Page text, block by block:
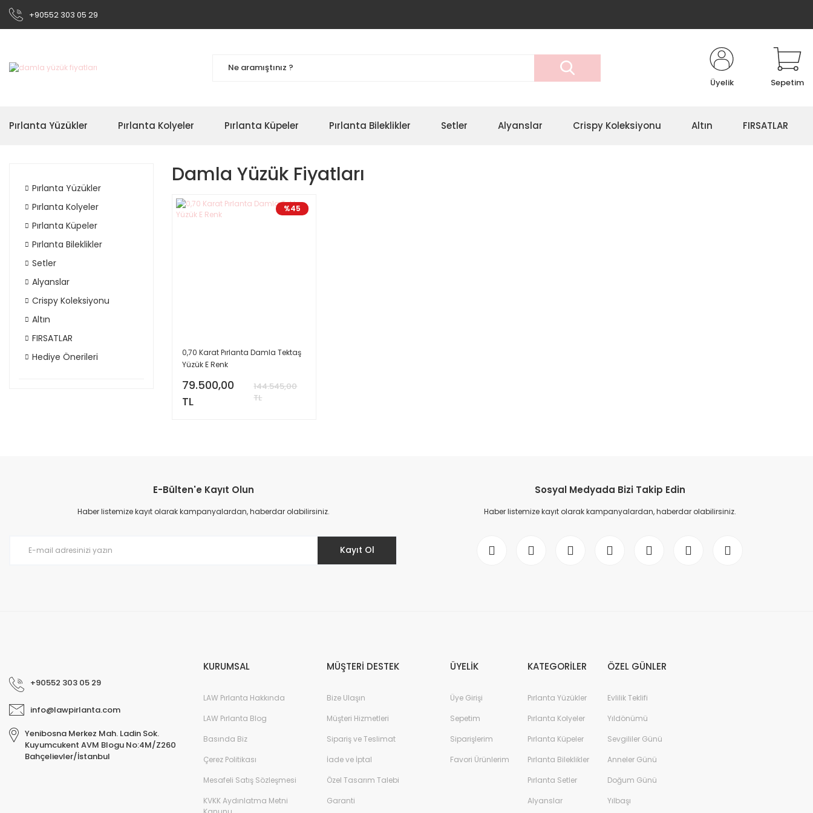
+90552 303 05 29
Üyelik Sepetim
Pırlanta Yüzükler Pırlanta Kolyeler Pırlanta Küpeler Pırlanta Bileklikler Setler Alyanslar Crispy Koleksiyonu Altın FIRSATLAR
Pırlanta Yüzükler
Pırlanta Kolyeler
Pırlanta Küpeler
Pırlanta Bileklikler
Setler
Alyanslar
Crispy Koleksiyonu
Altın
FIRSATLAR
Hediye Önerileri
Damla Yüzük Fiyatları
%45
0,70 Karat Pırlanta Damla Tektaş
Yüzük E Renk
79.500,00
TL
144.545,00
TL
E-Bülten'e Kayıt Olun
Haber listemize kayıt olarak kampanyalardan, haberdar olabilirsiniz.
Kayıt Ol
Sosyal Medyada Bizi Takip Edin
Haber listemize kayıt olarak kampanyalardan, haberdar olabilirsiniz.
+90552 303 05 29
info@lawpirlanta.com
Yenibosna Merkez Mah. Ladin Sok.
Kuyumcukent AVM Blogu No:4M/Z260
Bahçelievler/İstanbul
KURUMSAL
LAW Pırlanta Hakkında
LAW Pırlanta Blog
Basında Biz
Çerez Politikası
Mesafeli Satış Sözleşmesi
KVKK Aydınlatma Metni
MÜŞTERİ DESTEK
Bize Ulaşın
Müşteri Hizmetleri
Sipariş ve Teslimat
İade ve İptal
Özel Tasarım Talebi
Garanti
ÜYELİK
Üye Girişi
Sepetim
Siparişlerim
Favori Ürünlerim
KATEGORİLER
Pırlanta Yüzükler
Pırlanta Kolyeler
Pırlanta Küpeler
Pırlanta Bileklikler
Pırlanta Setler
Alyanslar
ÖZEL GÜNLER
Evlilik Teklifi
Yıldönümü
Sevgililer Günü
Anneler Günü
Doğum Günü
Yılbaşı